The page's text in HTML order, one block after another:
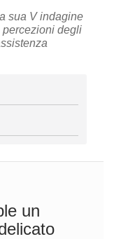
sua V indagine
degli
un